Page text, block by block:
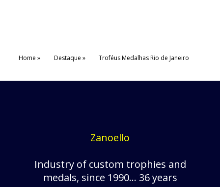
Home Destaque Troféus Medalhas Rio de Janeiro
Zanoello
Industry of custom trophies and
medals, since 1990... 36 years